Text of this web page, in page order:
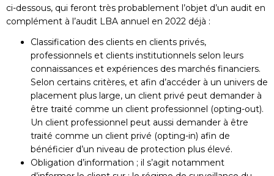
ci-dessous, qui feront très probablement l’objet d’un audit en
complément à l’audit LBA annuel en 2022 déjà :
Classification des clients en clients privés,
professionnels et clients institutionnels selon leurs
connaissances et expériences des marchés financiers.
Selon certains critères, et afin d’accéder à un univers de
placement plus large, un client privé peut demander à
être traité comme un client professionnel (opting-out).
Un client professionnel peut aussi demander à être
traité comme un client privé (opting-in) afin de
bénéficier d’un niveau de protection plus élevé.
Obligation d’information ; il s’agit notamment